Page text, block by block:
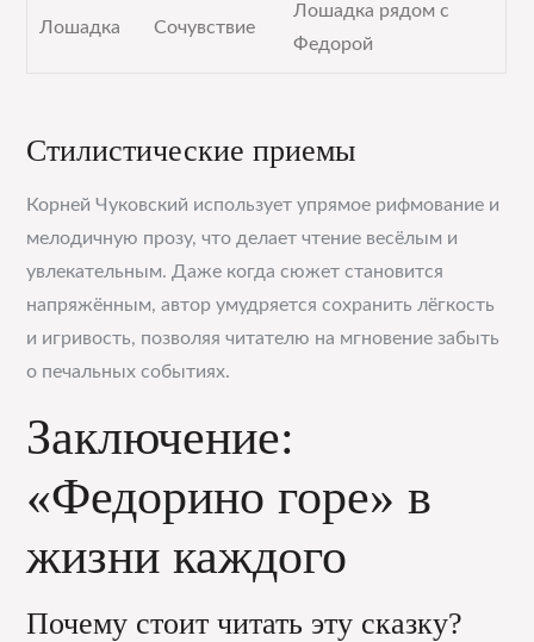
Лошадка Сочувствие
Лошадка рядом с
Федорой
Стилистические приемы
Корней Чуковский использует упрямое рифмование и
мелодичную прозу, что делает чтение весёлым и
увлекательным. Даже когда сюжет становится
напряжённым, автор умудряется сохранить лёгкость
и игривость, позволяя читателю на мгновение забыть
о печальных событиях.
Заключение:
«Федорино горе» в
жизни каждого
Почему стоит читать эту сказку?